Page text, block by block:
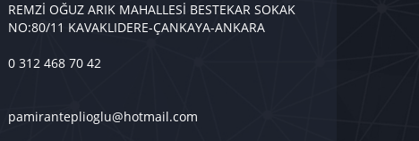
REMZİ OĞUZ ARIK MAHALLESİ BESTEKAR SOKAK
NO:80/11 KAVAKLIDERE-ÇANKAYA-ANKARA
0 312 468 70 42
pamiranteplioglu@hotmail.com